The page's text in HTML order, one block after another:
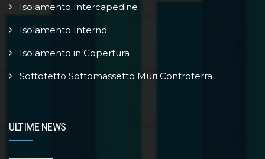
Isolamento Intercapedine
Isolamento Interno
Isolamento in Copertura
Sottotetto Sottomassetto Muri Controterra
ULTIME NEWS